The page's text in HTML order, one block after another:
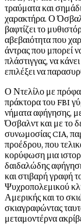
τραύματα και
χαρακτήρα. Ο
βαφτίζει το
αβεβαιότητα που
άντρας που μπορεί
πλάστιγγας, να
επιλέξει να
Ο Ντελίλο με
πράκτορα του FBI
νήματα αφήγησης,
Όσβαλντ και με το
συνωμοσίας CIA,
προέδρου, που
κορύφωση μια
δαιδαλώδης
και στιβαρή γραφή
Ψυχροπολεμικού
Αμερικής και το
σκιαγραφώντας
μεταμοντέρνα